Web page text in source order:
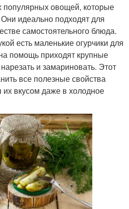
овощей, которые
идеально подходят для
самостоятельного блюда.
есть маленькие огурчики для
помощь приходят крупные
и замариновать. Этот
все полезные свойства
их вкусом даже в холодное